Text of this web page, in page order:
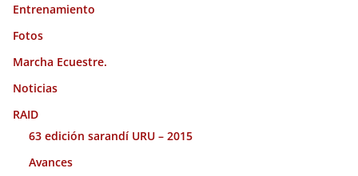
Entrenamiento
Fotos
Marcha Ecuestre.
Noticias
RAID
63 edición sarandí URU – 2015
Avances